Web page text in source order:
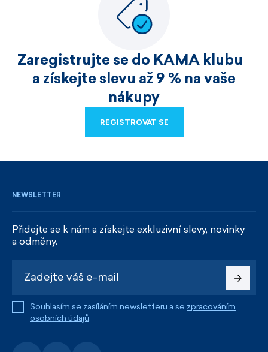
Zaregistrujte se do KAMA klubu
a získejte slevu až 9 % na vaše
nákupy
REGISTROVAT SE
NEWSLETTER
Přidejte se k nám a získejte exkluzivní slevy, novinky
a odměny.
Souhlasím se zasíláním newsletteru a se zpracováním
osobních údajů.